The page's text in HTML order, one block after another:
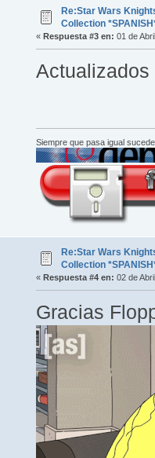
Re:Star Wars
Collection
« Respuesta #3 en: 01 de
Siempre que pasa igual
Re:Star Wars
Collection
« Respuesta #4 en: 02 de
Gracias